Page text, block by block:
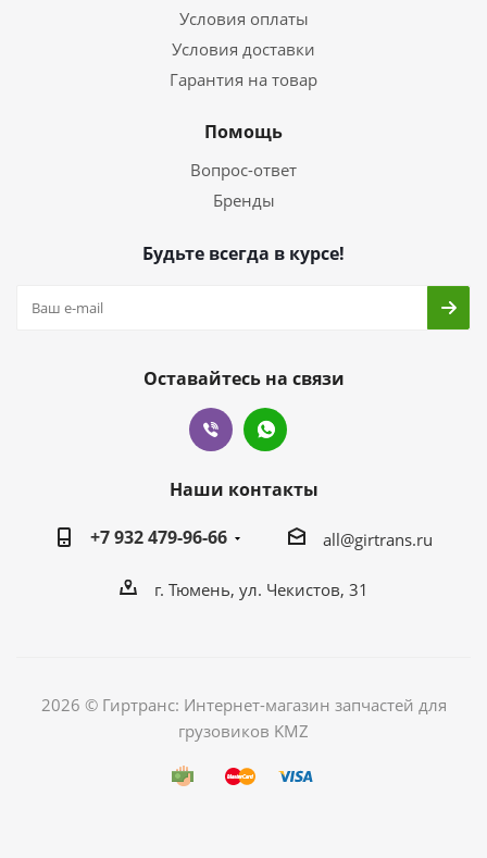
Условия оплаты
Условия доставки
Гарантия на товар
Помощь
Вопрос-ответ
Бренды
Будьте всегда в курсе!
Оставайтесь на связи
Наши контакты
+7 932 479-96-66
all@girtrans.ru
г. Тюмень, ул. Чекистов, 31
2026 © Гиртранс: Интернет-магазин запчастей для
грузовиков KMZ